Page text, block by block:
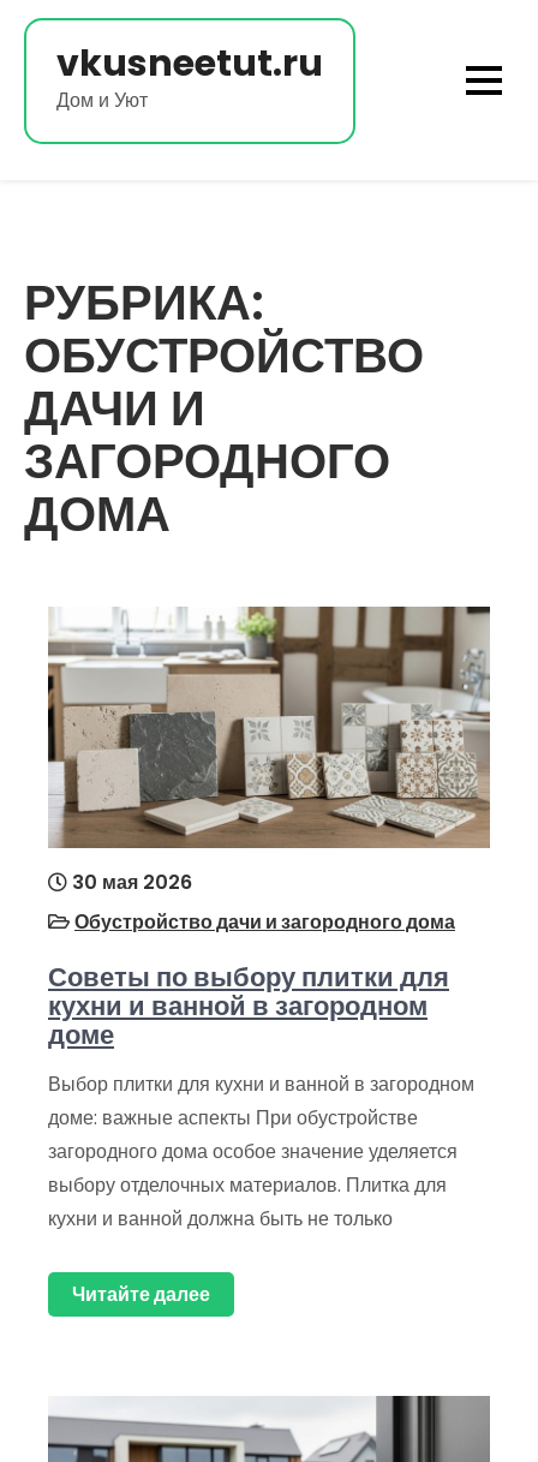
Перейти
содержимому
vkusneetut.ru
Дом и Уют
РУБРИКА:
ОБУСТРОЙСТВО
ДАЧИ И
ЗАГОРОДНОГО
ДОМА
30 мая 2026
Обустройство дачи и загородного дома
Советы по выбору плитки для
кухни и ванной в загородном
доме
Выбор плитки для кухни и ванной в загородном
доме: важные аспекты При обустройстве
загородного дома особое значение уделяется
выбору отделочных материалов. Плитка для
кухни и ванной должна быть не только
Читайте далее